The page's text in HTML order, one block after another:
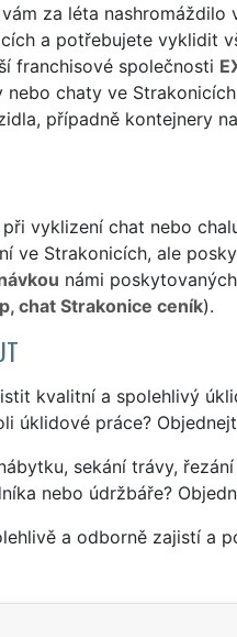
za léta nashromáždilo
a potřebujete vyklidit
franchisové společnosti
chaty ve
případně kontejnery
vyklizení chat nebo
ve Strakonicích, ale
námi
chat Strakonice ceník).
kvalitní a spolehlivý
úklidové práce?
sekání trávy,
nebo údržbáře?
a odborně zajistí a